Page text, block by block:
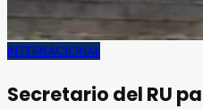
INTERNACIONAL
Secretario del RU